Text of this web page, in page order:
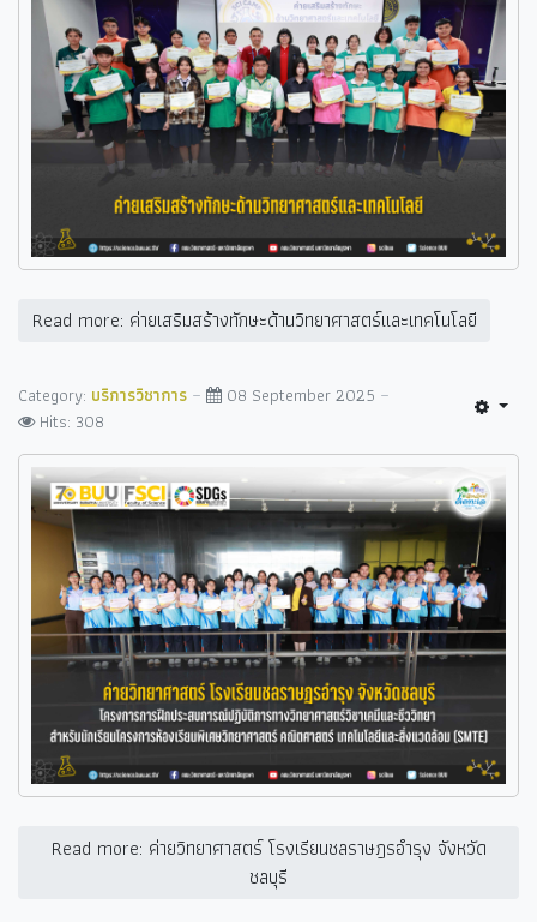
Read more: ค่ายเสริมสร้างทักษะด้านวิทยาศาสตร์และเทคโนโลยี
Category: บริการวิชาการ
08 September 2025
Hits: 308
Read more: ค่ายวิทยาศาสตร์ โรงเรียนชลราษฎรอำรุง จังหวัด
ชลบุรี